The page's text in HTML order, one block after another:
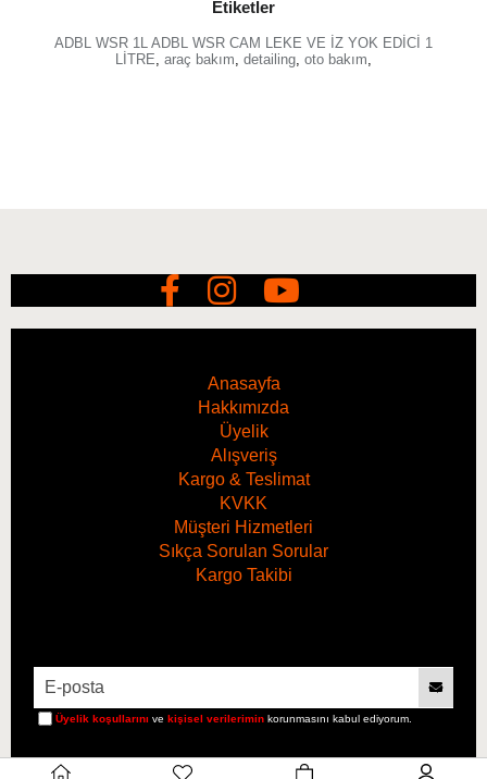
Etiketler
ADBL WSR 1L ADBL WSR CAM LEKE VE İZ YOK EDİCİ 1
LİTRE araç bakım detailing oto bakım
Anasayfa
Hakkımızda
Üyelik
Alışveriş
Kargo & Teslimat
KVKK
Müşteri Hizmetleri
Sıkça Sorulan Sorular
Kargo Takibi
Üyelik koşullarını vekişisel verilerimin korunmasını kabul ediyorum.